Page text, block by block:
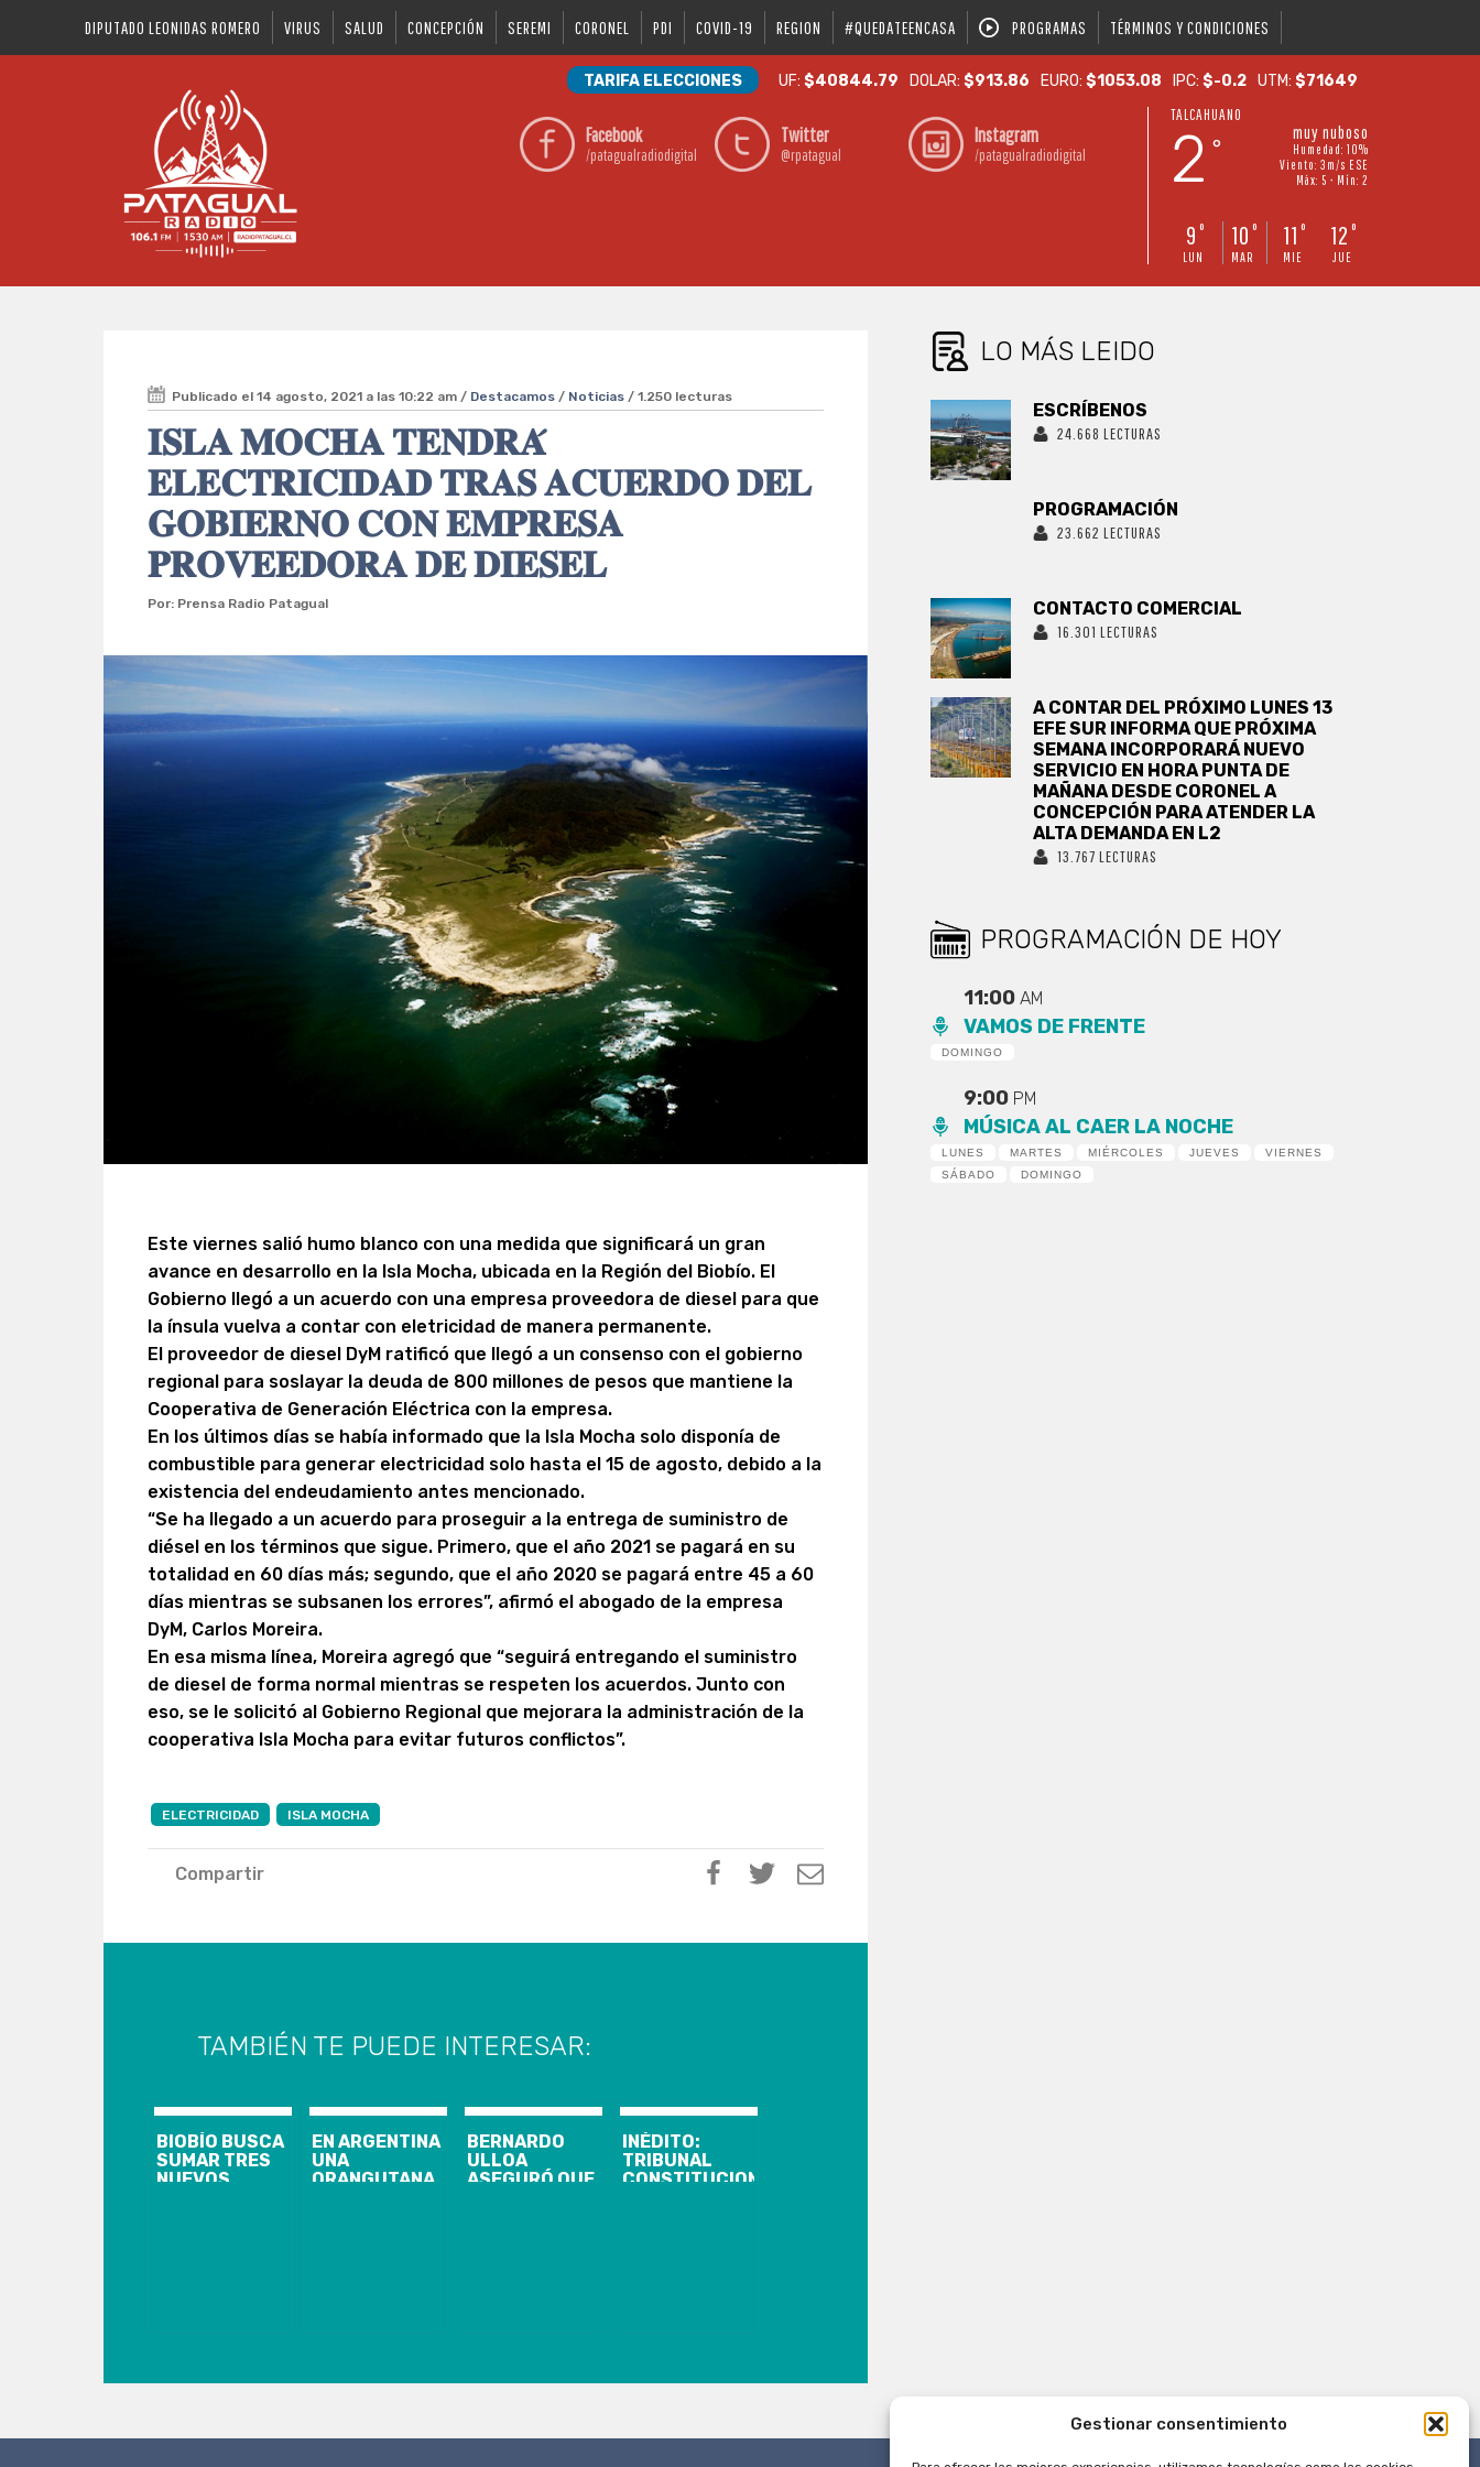
Gestionar consentimiento
DIPUTADO LEONIDAS ROMERO VIRUS SALUD CONCEPCIÓN SEREMI CORONEL PDI COVID-19 REGION #QUEDATEENCASA PROGRAMAS TÉRMINOS Y CONDICIONES
TARIFA ELECCIONES UF:$40844.79 DOLAR:$913.86 EURO:$1053.08 IPC:$-0.2 UTM:$71649
Facebook
/patagualradiodigital
Twitter
@rpatagual
Instagram
/patagualradiodigital
TALCAHUANO
2 °
muy nuboso
Humedad: 10%
Viento: 3m/s ESE
Máx: 5 • Mín: 2
9 °
LUN
10 °
MAR
11 °
MIE
12 °
JUE
Publicado el 14 agosto, 2021 a las 10:22 am / Destacamos / Noticias / 1.250 lecturas
𝐈𝐒𝐋𝐀 𝐌𝐎𝐂𝐇𝐀 𝐓𝐄𝐍𝐃𝐑𝐀́
𝐄𝐋𝐄𝐂𝐓𝐑𝐈𝐂𝐈𝐃𝐀𝐃 𝐓𝐑𝐀𝐒 𝐀𝐂𝐔𝐄𝐑𝐃𝐎 𝐃𝐄𝐋
𝐆𝐎𝐁𝐈𝐄𝐑𝐍𝐎 𝐂𝐎𝐍 𝐄𝐌𝐏𝐑𝐄𝐒𝐀
𝐏𝐑𝐎𝐕𝐄𝐄𝐃𝐎𝐑𝐀 𝐃𝐄 𝐃𝐈𝐄𝐒𝐄𝐋
Por: Prensa Radio Patagual
Este viernes salió humo blanco con una medida que significará un gran
avance en desarrollo en la Isla Mocha, ubicada en la Región del Biobío. El
Gobierno llegó a un acuerdo con una empresa proveedora de diesel para que
la ínsula vuelva a contar con eletricidad de manera permanente.
El proveedor de diesel DyM ratificó que llegó a un consenso con el gobierno
regional para soslayar la deuda de 800 millones de pesos que mantiene la
Cooperativa de Generación Eléctrica con la empresa.
En los últimos días se había informado que la Isla Mocha solo disponía de
combustible para generar electricidad solo hasta el 15 de agosto, debido a la
existencia del endeudamiento antes mencionado.
“Se ha llegado a un acuerdo para proseguir a la entrega de suministro de
diésel en los términos que sigue. Primero, que el año 2021 se pagará en su
totalidad en 60 días más; segundo, que el año 2020 se pagará entre 45 a 60
días mientras se subsanen los errores”, afirmó el abogado de la empresa
DyM, Carlos Moreira.
En esa misma línea, Moreira agregó que “seguirá entregando el suministro
de diesel de forma normal mientras se respeten los acuerdos. Junto con
eso, se le solicitó al Gobierno Regional que mejorara la administración de la
cooperativa Isla Mocha para evitar futuros conflictos”.
ELECTRICIDAD ISLA MOCHA
Compartir
TAMBIÉN TE PUEDE INTERESAR:
BIOBÍO BUSCA
SUMAR TRES
NUEVOS
EN ARGENTINA
UNA
ORANGUTANA
BERNARDO
ULLOA
ASEGURÓ QUE
INÉDITO:
TRIBUNAL
CONSTITUCIONAL
LO MÁS LEIDO
ESCRÍBENOS
24.668 LECTURAS
PROGRAMACIÓN
23.662 LECTURAS
CONTACTO COMERCIAL
16.301 LECTURAS
A CONTAR DEL PRÓXIMO LUNES 13
EFE SUR INFORMA QUE PRÓXIMA
SEMANA INCORPORARÁ NUEVO
SERVICIO EN HORA PUNTA DE
MAÑANA DESDE CORONEL A
CONCEPCIÓN PARA ATENDER LA
ALTA DEMANDA EN L2
13.767 LECTURAS
PROGRAMACIÓN DE HOY
11:00AM
VAMOS DE FRENTE
DOMINGO
9:00 PM
MÚSICA AL CAER LA NOCHE
LUNES MARTES MIÉRCOLES JUEVES
VIERNES
SÁBADO
DOMINGO